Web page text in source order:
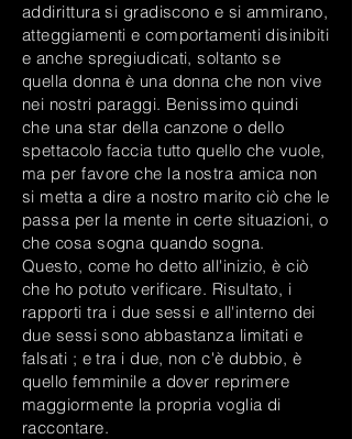
addirittura si gradiscono e si ammirano,
atteggiamenti e comportamenti disinibiti
e anche spregiudicati, soltanto se
quella donna è una donna che non vive
nei nostri paraggi. Benissimo quindi
che una star della canzone o dello
spettacolo faccia tutto quello che vuole,
ma per favore che la nostra amica non
si metta a dire a nostro marito ciò che le
passa per la mente in certe situazioni, o
che cosa sogna quando sogna.
Questo, come ho detto all'inizio, è ciò
che ho potuto verificare. Risultato, i
rapporti tra i due sessi e all'interno dei
due sessi sono abbastanza limitati e
falsati ; e tra i due, non c'è dubbio, è
quello femminile a dover reprimere
maggiormente la propria voglia di
raccontare.